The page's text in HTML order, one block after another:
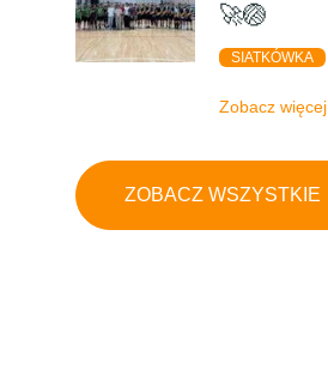
🚀🏐
SIATKÓWKA
Zobacz więcej
ZOBACZ WSZYSTKIE